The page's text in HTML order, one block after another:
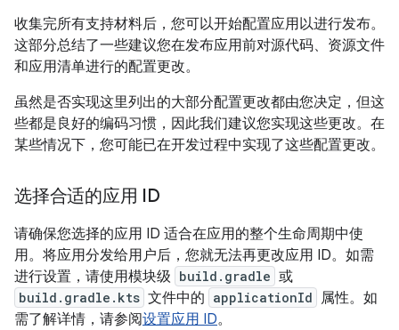
收集完所有支持材料后，您可以开始配置应用以进行发布。
这部分总结了一些建议您在发布应用前对源代码、资源文件
和应用清单进行的配置更改。
虽然是否实现这里列出的大部分配置更改都由您决定，但这
些都是良好的编码习惯，因此我们建议您实现这些更改。在
某些情况下，您可能已在开发过程中实现了这些配置更改。
选择合适的应用 ID
请确保您选择的应用 ID 适合在应用的整个生命周期中使
用。将应用分发给用户后，您就无法再更改应用 ID。如需
进行设置，请使用模块级 build.gradle 或
build.gradle.kts 文件中的 applicationId 属性。如
需了解详情，请参阅设置应用 ID。